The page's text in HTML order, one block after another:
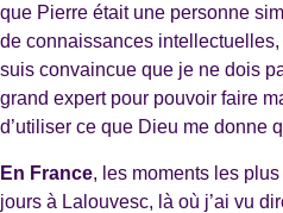
que Pierre était une personne
de connaissances
suis convaincue que je ne dois
grand expert pour pouvoir faire
d’utiliser ce que Dieu me donne
En France, les moments les
jours à Lalouvesc, là où j’ai vu